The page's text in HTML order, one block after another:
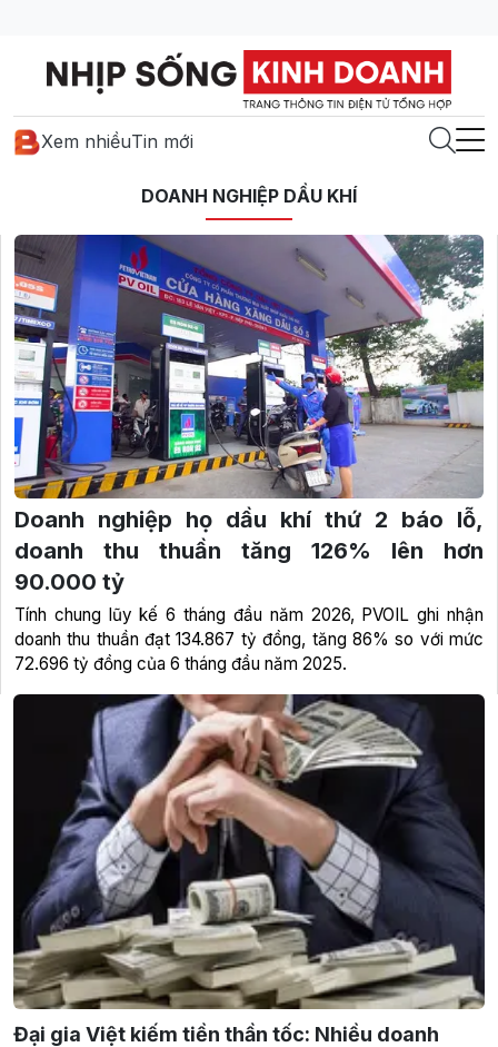
Xem nhiềuTin mới
DOANH NGHIỆP DẦU KHÍ
Đại gia Việt kiếm tiền thần tốc: Nhiều doanh
Doanh nghiệp họ dầu khí thứ 2 báo lỗ,
doanh thu thuần tăng 126% lên hơn
90.000 tỷ
Tính chung lũy kế 6 tháng đầu năm 2026, PVOIL ghi nhận
doanh thu thuần đạt 134.867 tỷ đồng, tăng 86% so với mức
72.696 tỷ đồng của 6 tháng đầu năm 2025.